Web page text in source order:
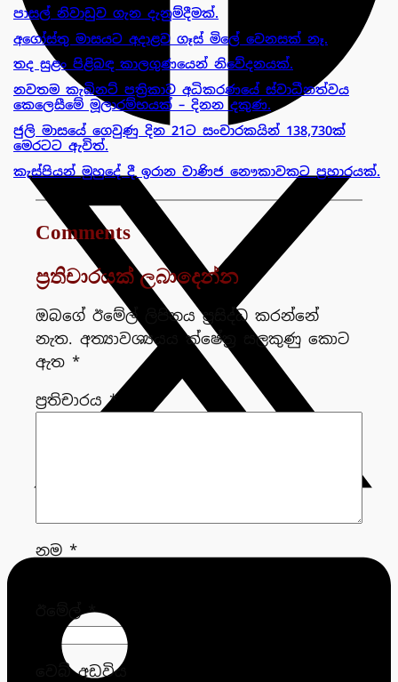
පාසල් නිවාඩුව ගැන දැනුම්දීමක්.
අගෝස්තු මාසයට අදාළව ගෑස් මිලේ වෙනසක් නෑ.
තද සුළං පිළිබඳ කාලගුණයෙන් නිවේදනයක්.
නවතම කැබිනට් පත්‍රිකාව අධිකරණයේ ස්වාධීනත්වය
කෙලෙසීමේ මූලාරම්භයක් – දිනන දකුණ.
ජුලි මාසයේ ගෙවුණු දින 21ට සංචාරකයින් 138,730ක්
මෙරටට ඇවිත්.
කැස්පියන් මුහුදේ දී ඉරාන වාණිජ නෞකාවකට ප්‍රහාරයක්.
Comments
ප්‍රතිචාරයක් ලබාදෙන්න
ඔබගේ ඊමේල් ලිපිනය ප්‍රසිද්ධ කරන්නේ
නැත. අත්‍යාවශ්‍යයය ක්ෂේත්‍ර සලකුණු කොට
ඇත *
ප්‍රතිචාරය*
නම *
ඊමේල්*
වෙබ් අඩවිය